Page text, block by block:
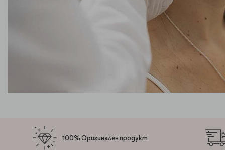
100% Оригинален продукт